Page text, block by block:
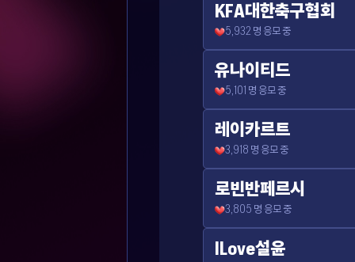
KFA대한축구협회
5,932 명 응모 중
유나이티드
5,101 명 응모 중
레이카르트
3,918 명 응모 중
로빈반페르시
3,805 명 응모 중
ILove설윤